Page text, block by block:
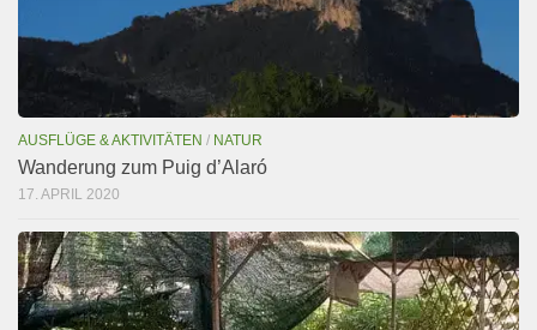
AUSFLÜGE & AKTIVITÄTEN / NATUR
Wanderung zum Puig d’Alaró
17. APRIL 2020